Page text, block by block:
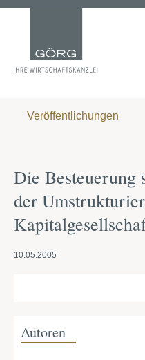
Veröffentlichungen
Die Besteuerung
der
10.05.2005
Autoren